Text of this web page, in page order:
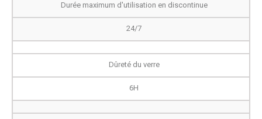
Durée maximum d'utilisation en discontinue
24/7
Dûreté du verre
6H